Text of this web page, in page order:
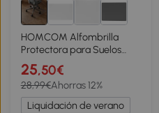
HOMCOM Alfombrilla
Protectora para Suelos
Alfombrilla para Silla de
Oficina para Suelo
Enmoquetado 90x120 cm
Transparente
25,50€
28,99€Ahorras 12%
Liquidación de verano